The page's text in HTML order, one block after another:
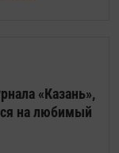
«Казань»,
на любимый